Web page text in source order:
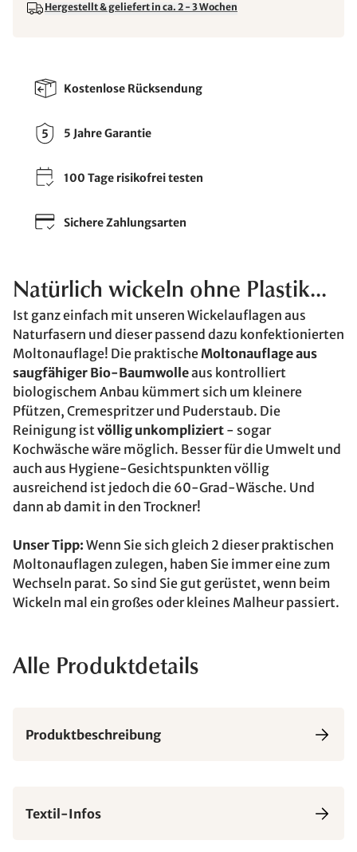
Hergestellt & geliefert in ca. 2 - 3 Wochen
Kostenlose Rücksendung
5 Jahre Garantie
100 Tage risikofrei testen
Sichere Zahlungsarten
Natürlich wickeln ohne Plastik...
Ist ganz einfach mit unseren Wickelauflagen aus
Naturfasern und dieser passend dazu konfektionierten
Moltonauflage! Die praktischeMoltonauflage aus
saugfähiger Bio-Baumwolleaus kontrolliert
biologischem Anbau kümmert sich um kleinere
Pfützen, Cremespritzer und Puderstaub. Die
Reinigung istvöllig unkompliziert - sogar
Kochwäsche wäre möglich. Besser für die Umwelt und
auch aus Hygiene-Gesichtspunkten völlig
ausreichend ist jedoch die 60-Grad-Wäsche. Und
dann ab damit in den Trockner!
Unser Tipp: Wenn Sie sich gleich 2 dieser praktischen
Moltonauflagen zulegen, haben Sie immer eine zum
Wechseln parat. So sind Sie gut gerüstet, wenn beim
Wickeln mal ein großes oder kleines Malheur passiert.
Alle Produktdetails
Produktbeschreibung
Textil-Infos